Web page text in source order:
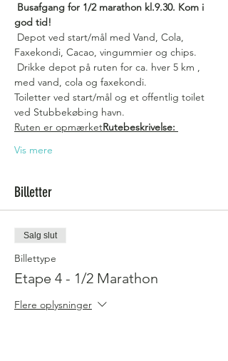
Busafgang for 1/2 marathon kl.9.30. Kom i
god tid!
Depot ved start/mål med Vand, Cola,
Faxekondi, Cacao, vingummier og chips.
Drikke depot på ruten for ca. hver 5 km ,
med vand, cola og faxekondi.
Toiletter ved start/mål og et offentlig toilet
ved Stubbekøbing havn.
Ruten er opmærketRutebeskrivelse:
Vis mere
Billetter
Salg slut
Billettype
Etape 4 - 1/2 Marathon
Flere oplysninger